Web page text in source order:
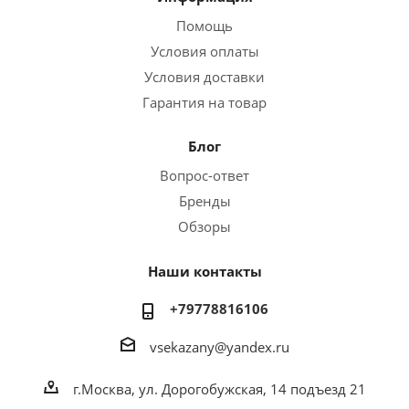
Помощь
Условия оплаты
Условия доставки
Гарантия на товар
Блог
Вопрос-ответ
Бренды
Обзоры
Наши контакты
+79778816106
vsekazany@yandex.ru
г.Москва, ул. Дорогобужская, 14 подъезд 21